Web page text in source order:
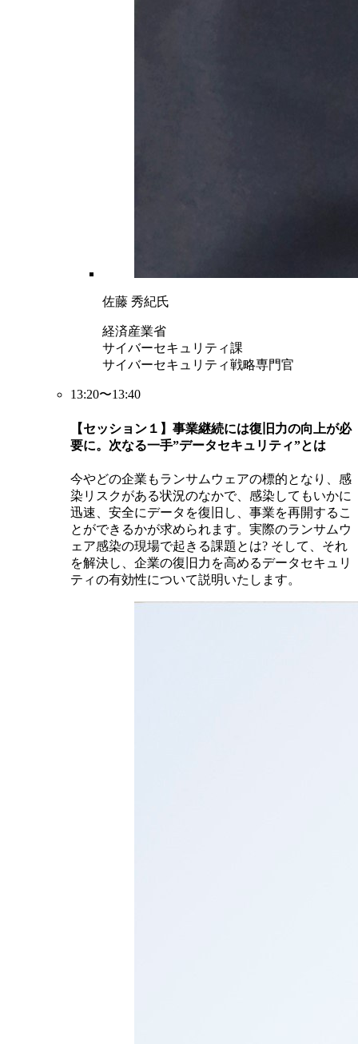
佐藤 秀紀氏
経済産業省
サイバーセキュリティ課
サイバーセキュリティ戦略専門官
13:20〜13:40
【セッション１】事業継続には復旧力の向上が必
要に。次なる一手”データセキュリティ”とは
今やどの企業もランサムウェアの標的となり、感
染リスクがある状況のなかで、感染してもいかに
迅速、安全にデータを復旧し、事業を再開するこ
とができるかが求められます。実際のランサムウ
ェア感染の現場で起きる課題とは? そして、それ
を解決し、企業の復旧力を高めるデータセキュリ
ティの有効性について説明いたします。